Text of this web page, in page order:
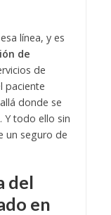
línea, y es
de
de
paciente
donde se
Y todo ello sin
un seguro de
del
en